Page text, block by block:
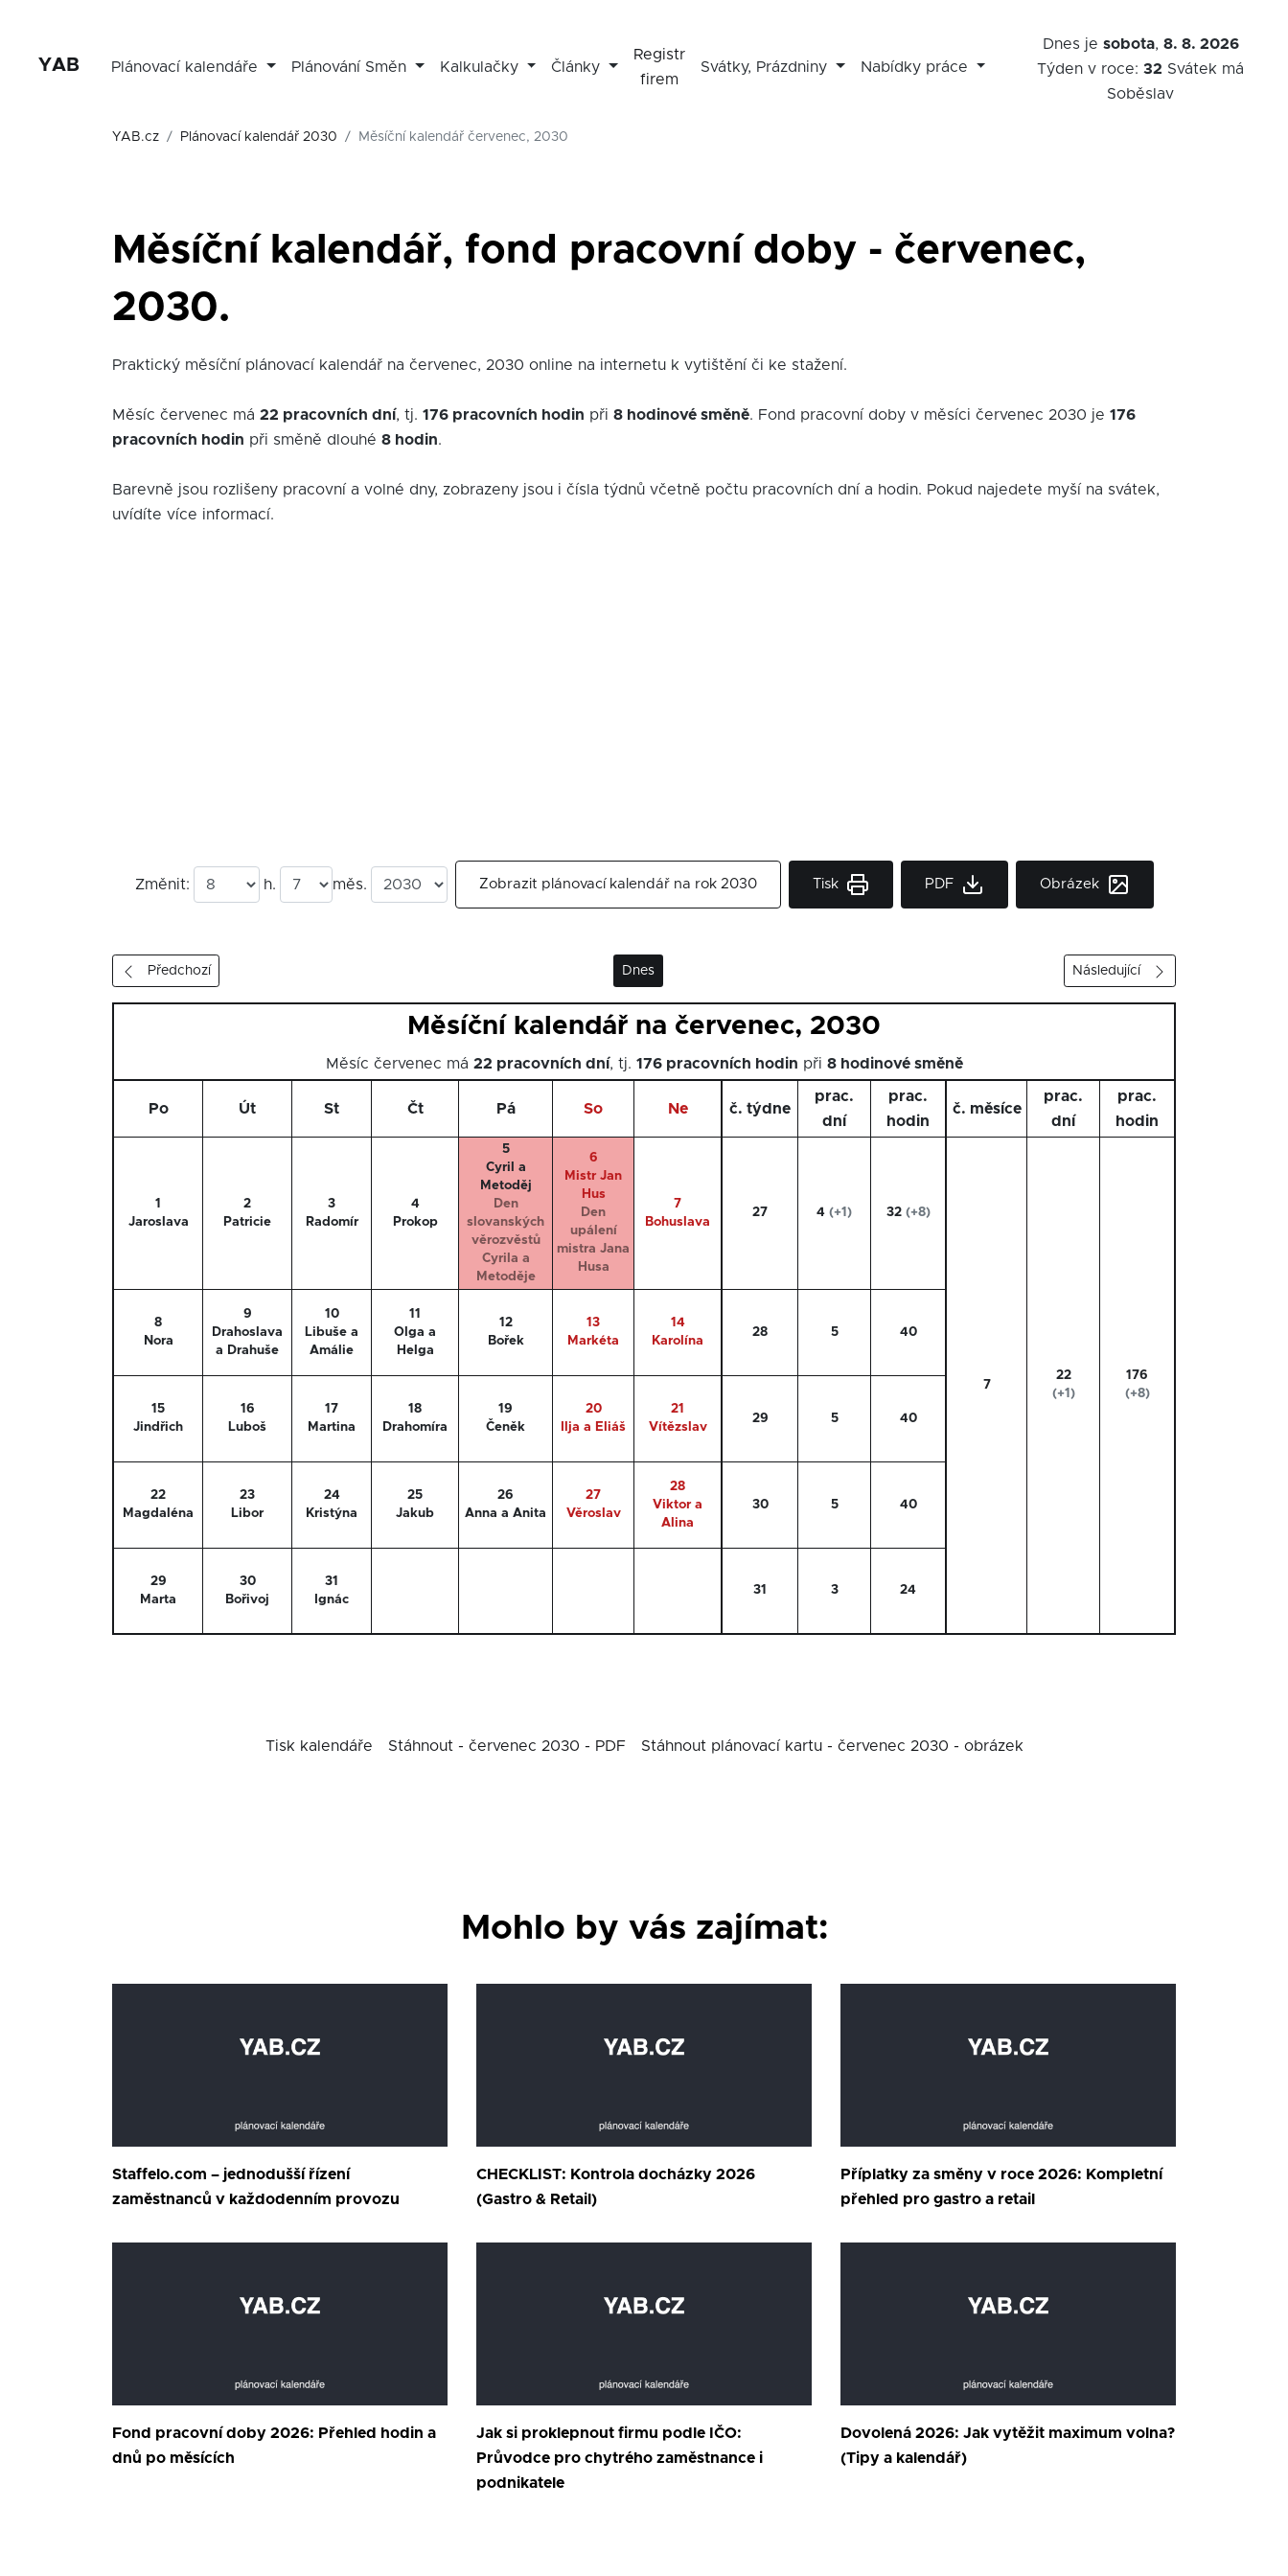
YAB Plánovací kalendáře Plánování Směn Kalkulačky Články
Registr
firem
Svátky, Prázdniny Nabídky práce
Dnes je sobota, 8. 8. 2026
Týden v roce:32 Svátek má
Soběslav
YAB.cz Plánovací kalendář 2030 Měsíční kalendář červenec, 2030
Měsíční kalendář, fond pracovní doby - červenec,
2030.
Praktický měsíční plánovací kalendář na červenec, 2030 online na internetu k vytištění či ke stažení.
Měsíc červenec má 22 pracovních dní, tj. 176 pracovních hodin při 8 hodinové směně. Fond pracovní doby v měsíci červenec 2030 je 176
pracovních hodin při směně dlouhé 8 hodin.
Barevně jsou rozlišeny pracovní a volné dny, zobrazeny jsou i čísla týdnů včetně počtu pracovních dní a hodin. Pokud najedete myší na svátek,
uvídíte více informací.
Změnit: h. měs. Zobrazit plánovací kalendář na rok 2030 Tisk PDF Obrázek
Předchozí Dnes Následující
Měsíční kalendář na červenec, 2030
Měsíc červenec má 22 pracovních dní, tj. 176 pracovních hodin při 8 hodinové směně
Po Út St Čt Pá So Ne č. týdne
prac.
dní
prac.
hodin
č. měsíce
prac.
dní
prac.
hodin
1
Jaroslava
2
Patricie
3
Radomír
4
Prokop
5
Cyril a
Metoděj
Den
slovanských
věrozvěstů
Cyrila a
Metoděje
6
Mistr Jan
Hus
Den
upálení
mistra Jana
Husa
7
Bohuslava
27 4 (+1) 32 (+8)
7
22
(+1)
176
(+8)
8
Nora
9
Drahoslava
a Drahuše
10
Libuše a
Amálie
11
Olga a
Helga
12
Bořek
13
Markéta
14
Karolína
28 5 40
15
Jindřich
16
Luboš
17
Martina
18
Drahomíra
19
Čeněk
20
Ilja a Eliáš
21
Vítězslav
29 5 40
22
Magdaléna
23
Libor
24
Kristýna
25
Jakub
26
Anna a Anita
27
Věroslav
28
Viktor a
Alina
30 5 40
29
Marta
30
Bořivoj
31
Ignác
31 3 24
Tisk kalendáře Stáhnout - červenec 2030 - PDF Stáhnout plánovací kartu - červenec 2030 - obrázek
Mohlo by vás zajímat:
Staffelo.com – jednodušší řízení
zaměstnanců v každodenním provozu
CHECKLIST: Kontrola docházky 2026
(Gastro & Retail)
Příplatky za směny v roce 2026: Kompletní
přehled pro gastro a retail
Fond pracovní doby 2026: Přehled hodin a
dnů po měsících
Jak si proklepnout firmu podle IČO:
Průvodce pro chytrého zaměstnance i
podnikatele
Dovolená 2026: Jak vytěžit maximum volna?
(Tipy a kalendář)